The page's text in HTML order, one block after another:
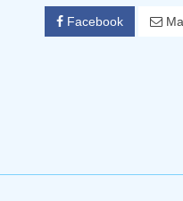
Facebook